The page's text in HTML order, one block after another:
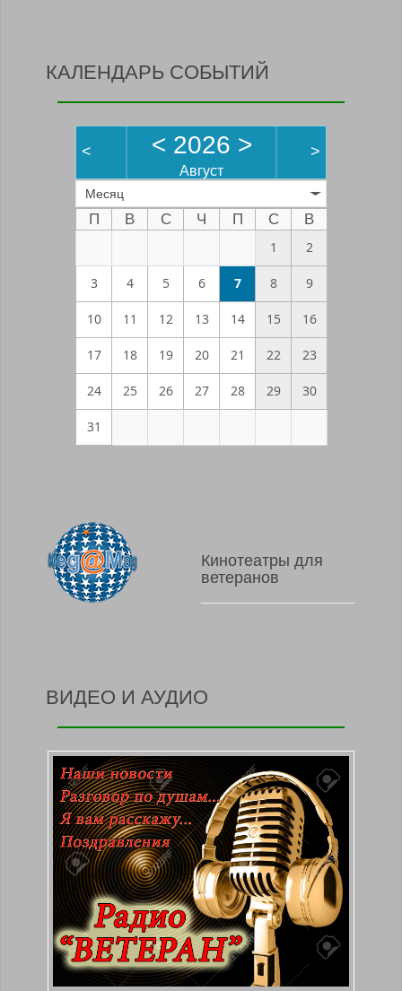
КАЛЕНДАРЬ СОБЫТИЙ
< < 2026 >
Август
>
Месяц
П В С Ч П С
В
1
2
3 4 5 6 7 8 9
10 11 12 13 14 15 16
17 18 19 20 21 22 23
24 25 26 27 28 29 30
31
Кинотеатры для
ветеранов
ВИДЕО И АУДИО